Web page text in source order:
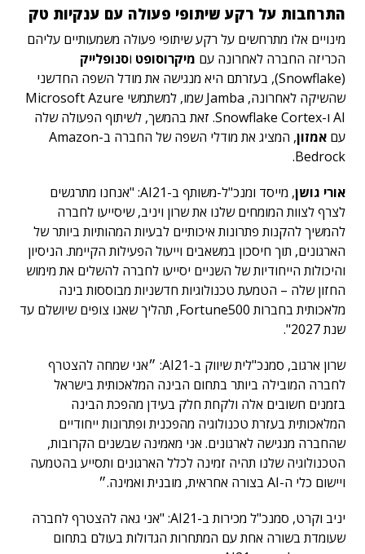
התרחבות על רקע שיתופי פעולה עם ענקיות טק
מינויים אלו מתרחשים על רקע שיתופי פעולה משמעותיים עליהם
הכריזה החברה לאחרונה עם מיקרוסופט וסנופלייק
(Snowflake), בעזרתם היא מנגישה את מודל השפה החדשני
שהשיקה לאחרונה, Jamba שמו, למשתמשי Microsoft Azure
AI ו-Snowflake Cortex. זאת בהמשך, לשיתוף הפעולה שלה
עם אמזון
, המציג את מודלי השפה של החברה ב-Amazon
Bedrock.
אורי גושן
, מייסד ומנכ"ל-משותף ב-AI21: "אנחנו מתרגשים
לצרף לצוות המומחים שלנו את שרון ויניב, שיסייעו לחברה
להמשיך להקנות פתרונות איכותיים לבעיות המהותיות ביותר של
הארגונים, תוך חיסכון במשאבים וייעול הפעילות הקיימת. הניסיון
והיכולות הייחודיות של השניים יסייעו לחברה להשלים את מימוש
החזון שלה – הטמעת טכנולוגיות חדשניות מבוססות בינה
מלאכותית בחברות Fortune500, תהליך שאנו צופים שיושלם עד
שנת 2027".
שרון ארגוב, סמנכ"לית שיווק ב-AI21: ״אני שמחה להצטרף
לחברה המובילה ביותר בתחום הבינה המלאכותית בישראל
בזמנים חשובים אלה ולקחת חלק בעידן מהפכת הבינה
המלאכותית בעזרת טכנולוגיה מהפכנית ופתרונות ייחודיים
שהחברה מנגישה לארגונים. אני מאמינה שבשנים הקרובות,
הטכנולוגיה שלנו תהיה זמינה לכלל הארגונים ותסייע בהטמעה
ויישום כלי ה-AI בצורה אחראית, מובנית ואמינה.״
יניב וקרט, סמנכ"ל מכירות ב-AI21: "אני גאה להצטרף לחברה
שעומדת בשורה אחת עם המתחרות הגדולות בעולם בתחום